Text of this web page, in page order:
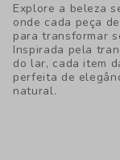
Explore a beleza
onde cada peça
para transformar
Inspirada pela
do lar, cada item
perfeita de
natural.